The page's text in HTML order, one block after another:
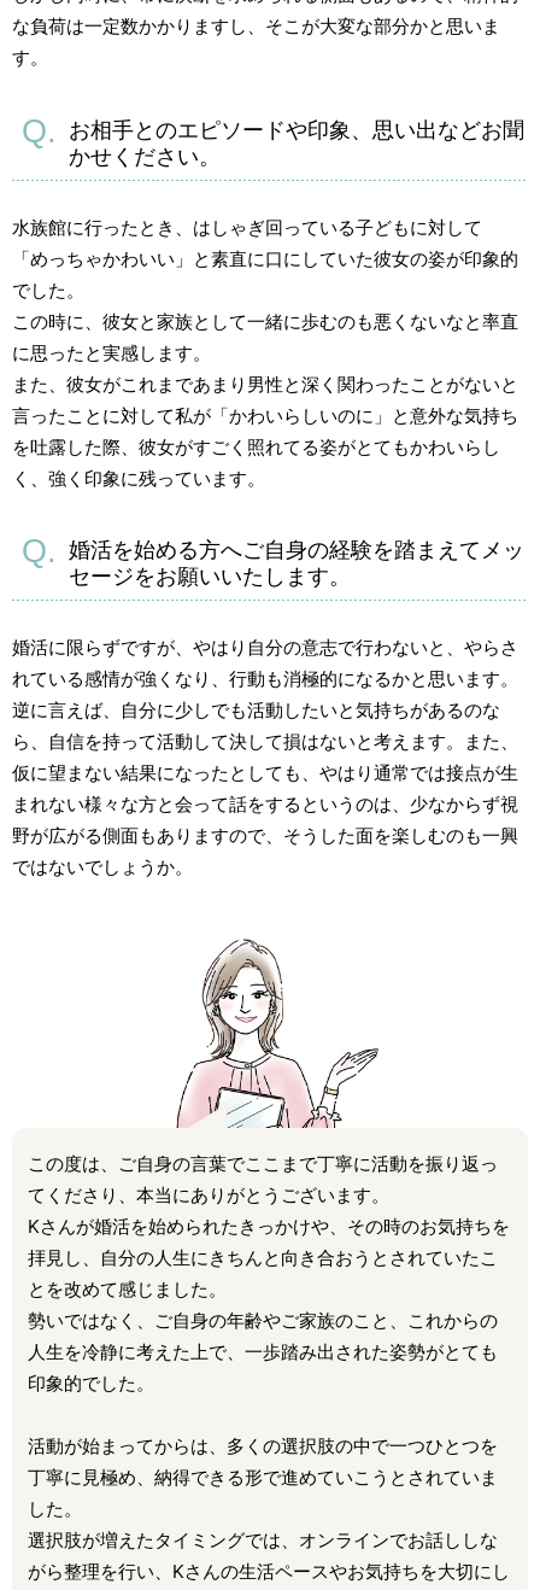
な負荷は一定数かかりますし、そこが大変な部分かと思いま
す。
お相手とのエピソードや印象、思い出などお聞
かせください。
水族館に行ったとき、はしゃぎ回っている子どもに対して
「めっちゃかわいい」と素直に口にしていた彼女の姿が印象的
でした。
この時に、彼女と家族として一緒に歩むのも悪くないなと率直
に思ったと実感します。
また、彼女がこれまであまり男性と深く関わったことがないと
言ったことに対して私が「かわいらしいのに」と意外な気持ち
を吐露した際、彼女がすごく照れてる姿がとてもかわいらし
く、強く印象に残っています。
婚活を始める方へご自身の経験を踏まえてメッ
セージをお願いいたします。
婚活に限らずですが、やはり自分の意志で行わないと、やらさ
れている感情が強くなり、行動も消極的になるかと思います。
逆に言えば、自分に少しでも活動したいと気持ちがあるのな
ら、自信を持って活動して決して損はないと考えます。また、
仮に望まない結果になったとしても、やはり通常では接点が生
まれない様々な方と会って話をするというのは、少なからず視
野が広がる側面もありますので、そうした面を楽しむのも一興
ではないでしょうか。
この度は、ご自身の言葉でここまで丁寧に活動を振り返っ
てくださり、本当にありがとうございます。
Kさんが婚活を始められたきっかけや、その時のお気持ちを
拝見し、自分の人生にきちんと向き合おうとされていたこ
とを改めて感じました。
勢いではなく、ご自身の年齢やご家族のこと、これからの
人生を冷静に考えた上で、一歩踏み出された姿勢がとても
印象的でした。
活動が始まってからは、多くの選択肢の中で一つひとつを
丁寧に見極め、納得できる形で進めていこうとされていま
した。
選択肢が増えたタイミングでは、オンラインでお話ししな
がら整理を行い、Kさんの生活ペースやお気持ちを大切にし